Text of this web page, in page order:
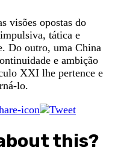
visões opostas do
tática e
Do outro, uma China
e ambição
XXI lhe pertence e
lo.
this?